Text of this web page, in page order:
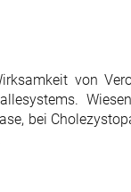
von
bei